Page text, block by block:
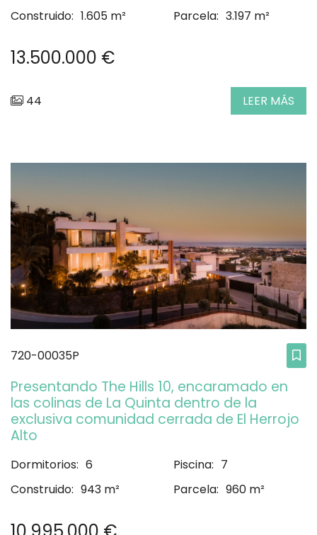
Construido: 1.605 m² Parcela: 3.197 m²
13.500.000 €
44 LEER MÁS
720-00035P
Presentando The Hills 10, encaramado en
las colinas de La Quinta dentro de la
exclusiva comunidad cerrada de El Herrojo
Alto
Dormitorios: 6 Piscina: 7
Construido: 943 m² Parcela: 960 m²